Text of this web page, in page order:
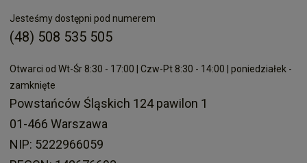
Jesteśmy dostępni pod numerem
(48) 508 535 505
Otwarci od Wt-Śr 8:30 - 17:00 | Czw-Pt 8:30 - 14:00 | poniedziałek -
zamknięte
Powstańców Śląskich 124 pawilon 1
01-466 Warszawa
NIP: 5222966059